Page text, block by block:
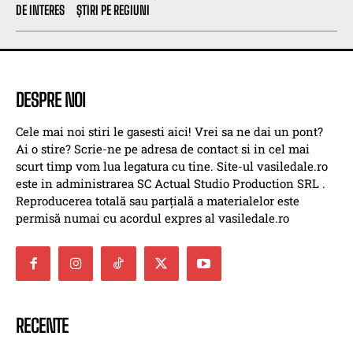
DE INTERES
ȘTIRI PE REGIUNI
DESPRE NOI
Cele mai noi stiri le gasesti aici! Vrei sa ne dai un pont?
Ai o stire? Scrie-ne pe adresa de contact si in cel mai
scurt timp vom lua legatura cu tine. Site-ul vasiledale.ro
este in administrarea SC Actual Studio Production SRL .
Reproducerea totală sau parțială a materialelor este
permisă numai cu acordul expres al vasiledale.ro
RECENTE